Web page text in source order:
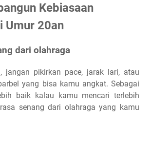
Kebiasaan
Umur 20an
dari olahraga
jangan pikirkan pace, jarak lari, atau
yang bisa kamu angkat. Sebagai
baik kalau kamu mencari terlebih
senang dari olahraga yang kamu